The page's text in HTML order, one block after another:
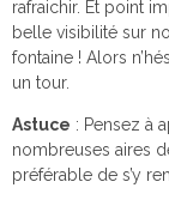
rafraichir. Et point
belle visibilité sur
fontaine ! Alors
un tour.
Astuce : Pensez à
nombreuses aires
préférable de s’y